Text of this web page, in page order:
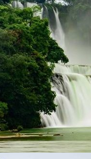
Quy Nhon Beach